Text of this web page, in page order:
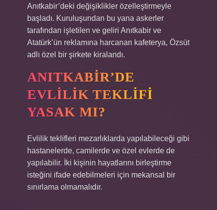
Anıtkabir’deki değişiklikler özelleştirmeyle
başladı. Kuruluşundan bu yana askerler
tarafından işletilen ve geliri Anıtkabir ve
Atatürk’ün reklamına harcanan kafeterya, Özsüt
adlı özel bir şirkete kiralandı.
ANITKABIR’DE
EVLILIK TEKLIFI
YASAK MI?
Evlilik teklifleri mezarlıklarda yapılabileceği gibi
hastanelerde, camilerde ve özel evlerde de
yapılabilir. İki kişinin hayatlarını birleştirme
isteğini ifade edebilmeleri için mekansal bir
sınırlama olmamalıdır.